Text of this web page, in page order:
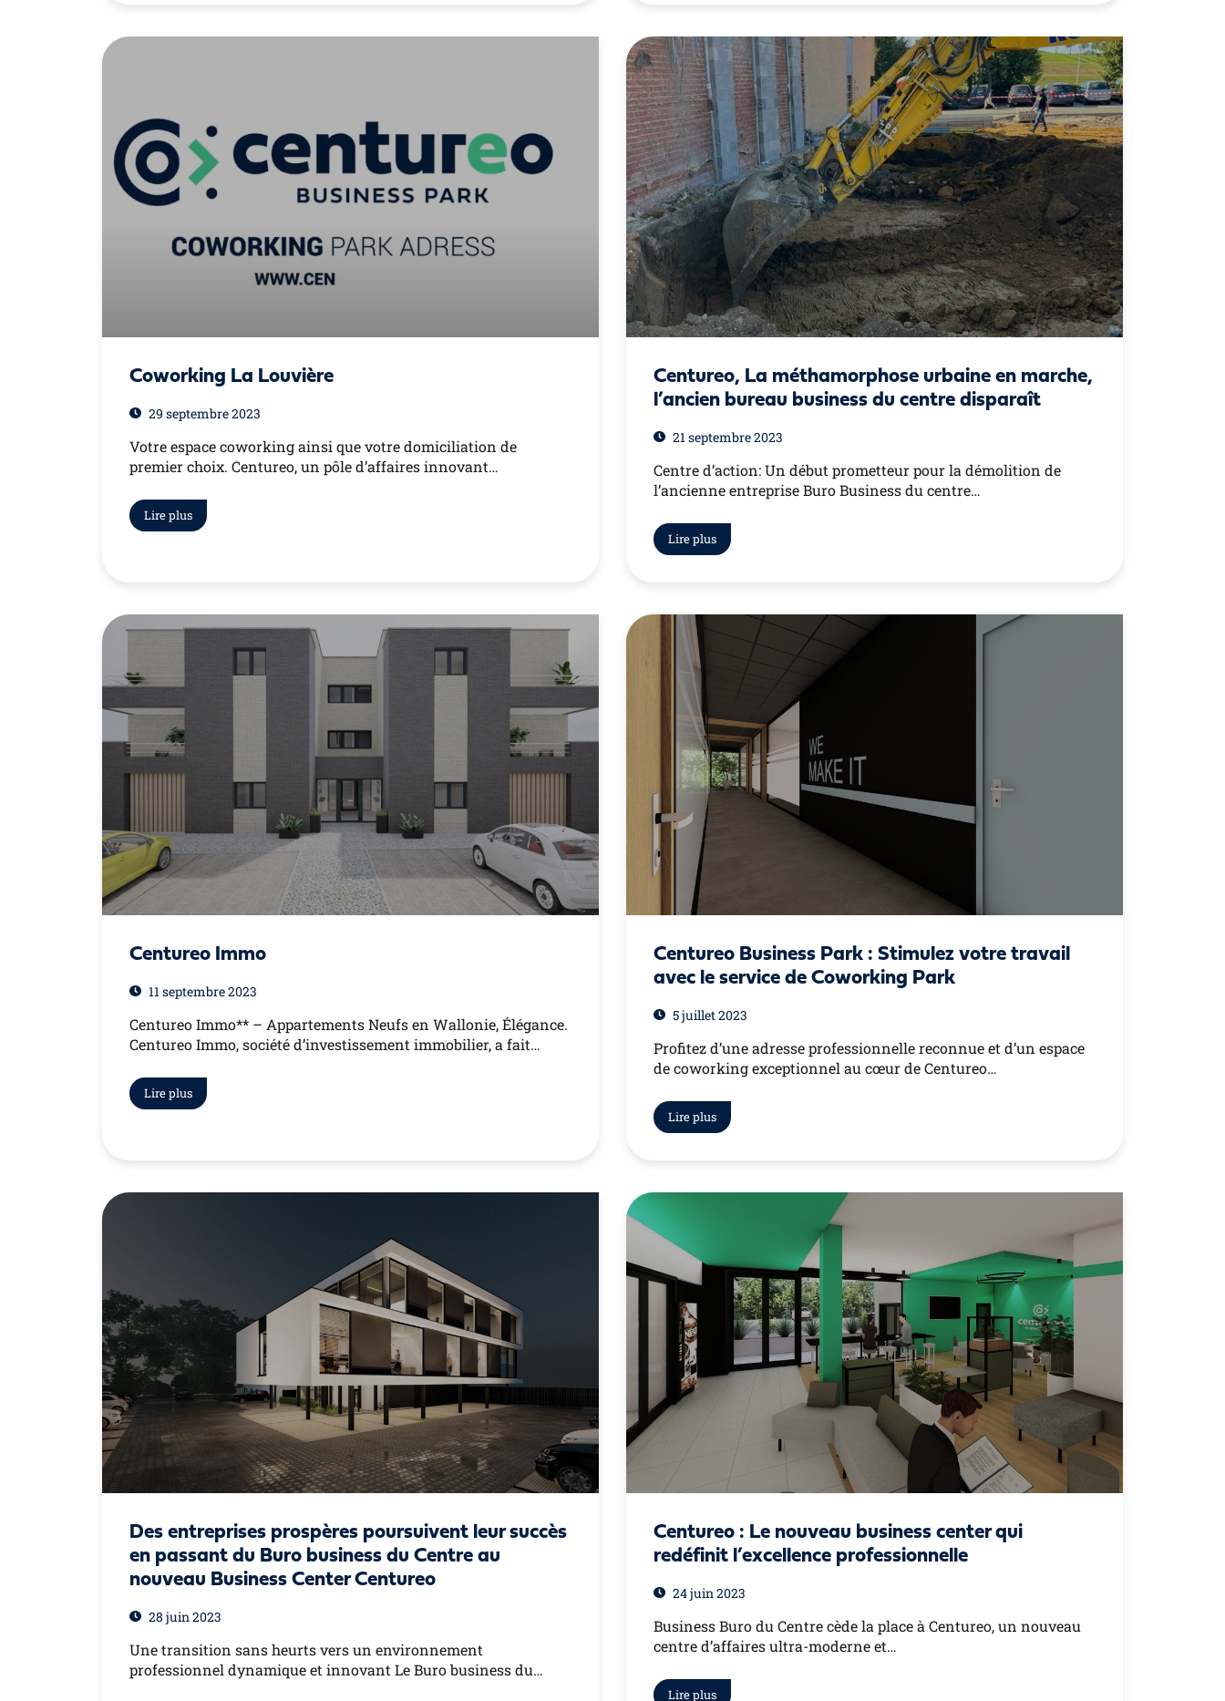
Coworking La Louvière
29 septembre 2023
Votre espace coworking ainsi que votre domiciliation de
premier choix. Centureo, un pôle d’affaires innovant…
Lire plus
Centureo, La méthamorphose urbaine en marche,
l’ancien bureau business du centre disparaît
21 septembre 2023
Centre d’action: Un début prometteur pour la démolition de
l’ancienne entreprise Buro Business du centre…
Lire plus
Centureo Immo
11 septembre 2023
Centureo Immo** – Appartements Neufs en Wallonie, Élégance.
Centureo Immo, société d’investissement immobilier, a fait…
Lire plus
Centureo Business Park : Stimulez votre travail
avec le service de Coworking Park
5 juillet 2023
Profitez d’une adresse professionnelle reconnue et d’un espace
de coworking exceptionnel au cœur de Centureo…
Lire plus
Des entreprises prospères poursuivent leur succès
en passant du Buro business du Centre au
nouveau Business Center Centureo
28 juin 2023
Une transition sans heurts vers un environnement
professionnel dynamique et innovant Le Buro business du…
Centureo : Le nouveau business center qui
redéfinit l’excellence professionnelle
24 juin 2023
Business Buro du Centre cède la place à Centureo, un nouveau
centre d’affaires ultra-moderne et…
Lire plus